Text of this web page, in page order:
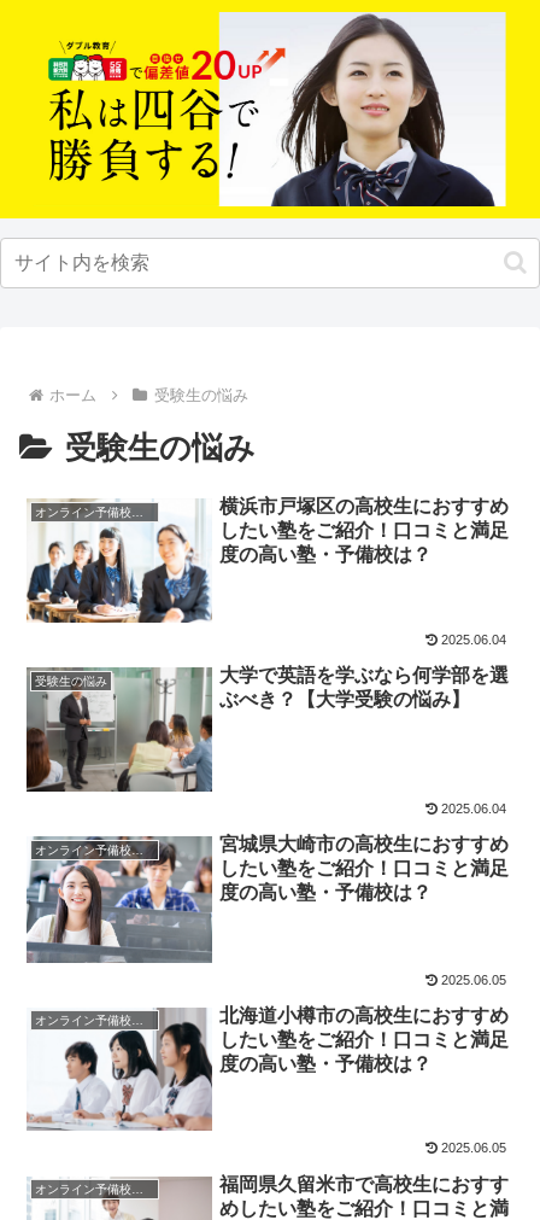
ホーム 受験生の悩み
受験生の悩み
横浜市戸塚区の高校生におすすめ
したい塾をご紹介！口コミと満足
度の高い塾・予備校は？
2025.06.04
受験生の悩み
大学で英語を学ぶなら何学部を選
ぶべき？【大学受験の悩み】
2025.06.04
オンライン予備校・塾の活用法
宮城県大崎市の高校生におすすめ
したい塾をご紹介！口コミと満足
度の高い塾・予備校は？
2025.06.05
オンライン予備校・塾の活用法
北海道小樽市の高校生におすすめ
したい塾をご紹介！口コミと満足
度の高い塾・予備校は？
2025.06.05
オンライン予備校・塾の活用法
福岡県久留米市で高校生におすす
めしたい塾をご紹介！口コミと満